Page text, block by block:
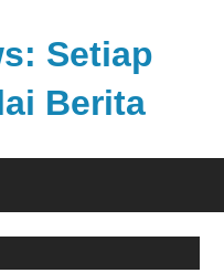
Setiap
Berita